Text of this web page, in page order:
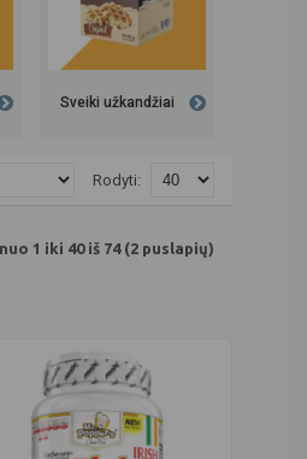
Sveiki užkandžiai
Rodyti:
1 iki 40 iš 74 (2 puslapių)